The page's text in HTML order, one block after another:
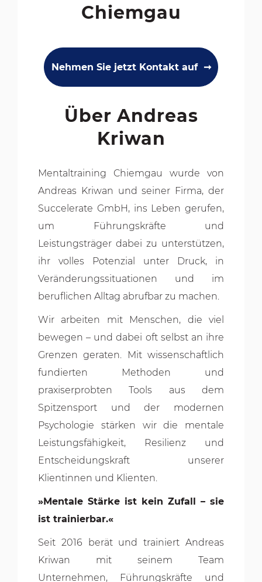
Chiemgau
Nehmen Sie jetzt Kontakt auf  ➞
Über Andreas
Kriwan
Mentaltraining Chiemgau wurde von
Andreas Kriwan und seiner Firma, der
Succelerate GmbH, ins Leben gerufen,
um Führungskräfte und
Leistungsträger dabei zu unterstützen,
ihr volles Potenzial unter Druck, in
Veränderungssituationen und im
beruflichen Alltag abrufbar zu machen.
Wir arbeiten mit Menschen, die viel
bewegen – und dabei oft selbst an ihre
Grenzen geraten. Mit wissenschaftlich
fundierten Methoden und
praxiserprobten Tools aus dem
Spitzensport und der modernen
Psychologie stärken wir die mentale
Leistungsfähigkeit, Resilienz und
Entscheidungskraft unserer
Klientinnen und Klienten.
»Mentale Stärke ist kein Zufall – sie
ist trainierbar.«
Seit 2016 berät und trainiert Andreas
Kriwan mit seinem Team
Unternehmen, Führungskräfte und